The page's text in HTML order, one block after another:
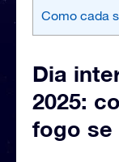
Como cada
Dia
2025:
fogo se